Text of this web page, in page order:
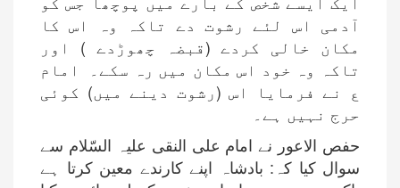
آدمی اس لئے رشوت دے تاکہ وہ اس کا
مکان خالی کردے (قبضہ چھوڑدے ) اور
تاکہ وہ خود اس مکان میں رہ سکے۔ امام
ع نے فرمایا اس (رشوت دینے میں) کوئی
حرج نہیں ہے۔
حفص الاعور نے امام علی النقی علیہ السّلام سے
سوال کیا کہ: بادشاہ اپنے کارندے معین کرتا ہے